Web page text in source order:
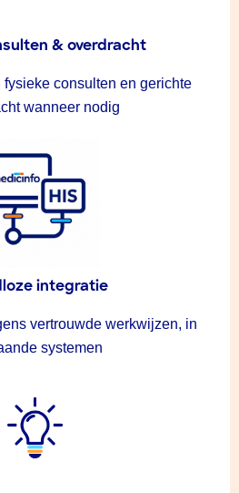
& overdracht
fysieke consulten en gerichte
wanneer nodig
integratie
vertrouwde werkwijzen, in
systemen